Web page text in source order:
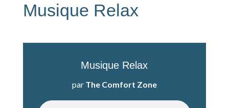
Musique Relax
Musique Relax
par The Comfort Zone